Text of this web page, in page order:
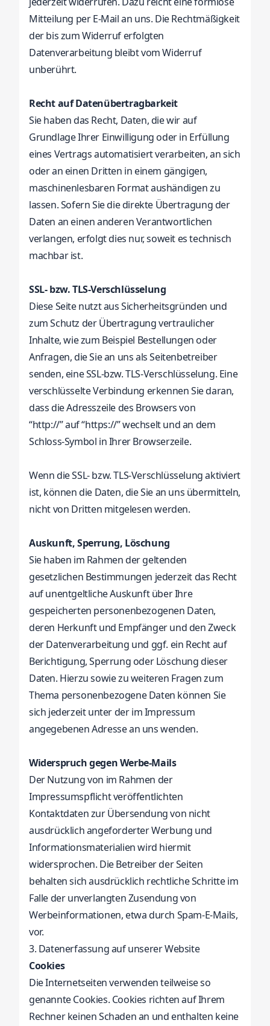
Mitteilung per E-Mail an uns. Die Rechtmäßigkeit
der bis zum Widerruf erfolgten
Datenverarbeitung bleibt vom Widerruf
unberührt.
Recht auf Datenübertragbarkeit
Sie haben das Recht, Daten, die wir auf
Grundlage Ihrer Einwilligung oder in Erfüllung
eines Vertrags automatisiert verarbeiten, an sich
oder an einen Dritten in einem gängigen,
maschinenlesbaren Format aushändigen zu
lassen. Sofern Sie die direkte Übertragung der
Daten an einen anderen Verantwortlichen
verlangen, erfolgt dies nur, soweit es technisch
machbar ist.
SSL- bzw. TLS-Verschlüsselung
Diese Seite nutzt aus Sicherheitsgründen und
zum Schutz der Übertragung vertraulicher
Inhalte, wie zum Beispiel Bestellungen oder
Anfragen, die Sie an uns als Seitenbetreiber
senden, eine SSL-bzw. TLS-Verschlüsselung. Eine
verschlüsselte Verbindung erkennen Sie daran,
dass die Adresszeile des Browsers von
“http://”auf “https://”wechselt und an dem
Schloss-Symbol in Ihrer Browserzeile.
Wenn die SSL- bzw. TLS-Verschlüsselung aktiviert
ist, können die Daten, die Sie an uns übermitteln,
nicht von Dritten mitgelesen werden.
Auskunft, Sperrung, Löschung
Sie haben im Rahmen der geltenden
gesetzlichen Bestimmungen jederzeit das Recht
auf unentgeltliche Auskunft über Ihre
gespeicherten personenbezogenen Daten,
deren Herkunft und Empfänger und den Zweck
der Datenverarbeitung und ggf. ein Recht auf
Berichtigung, Sperrung oder Löschung dieser
Daten. Hierzu sowie zu weiteren Fragen zum
Thema personenbezogene Daten können Sie
sich jederzeit unter der im Impressum
angegebenen Adresse an uns wenden.
Widerspruch gegen Werbe-Mails
Der Nutzung von im Rahmen der
Impressumspflicht veröffentlichten
Kontaktdaten zur Übersendung von nicht
ausdrücklich angeforderter Werbung und
Informationsmaterialien wird hiermit
widersprochen. Die Betreiber der Seiten
behalten sich ausdrücklich rechtliche Schritte im
Falle der unverlangten Zusendung von
Werbeinformationen, etwa durch Spam-E-Mails,
vor.
3. Datenerfassung auf unserer Website
Cookies
Die Internetseiten verwenden teilweise so
genannte Cookies. Cookies richten auf Ihrem
Rechner keinen Schaden an und enthalten keine